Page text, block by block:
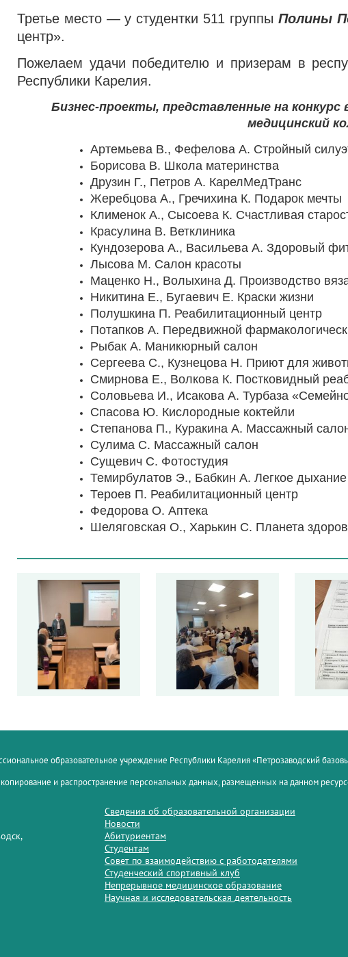
Третье место — у студентки 511 группы Полины
центр».
Пожелаем удачи победителю и призерам в
Республики Карелия.
Бизнес-проекты, представленные на
медицинский
Артемьева В., Фефелова А. Стройный
Борисова В. Школа материнства
Друзин Г., Петров А. КарелМедТранс
Жеребцова А., Гречихина К. Подарок мечты
Клименок А., Сысоева К. Счастливая
Красулина В. Ветклиника
Кундозерова А., Васильева А. Здоровый
Лысова М. Салон красоты
Маценко Н., Волыхина Д. Производство
Никитина Е., Бугаевич Е. Краски жизни
Полушкина П. Реабилитационный центр
Потапков А. Передвижной
Рыбак А. Маникюрный салон
Сергеева С., Кузнецова Н. Приют для
Смирнова Е., Волкова К. Постковидный
Соловьева И., Исакова А. Турбаза
Спасова Ю. Кислородные коктейли
Степанова П., Куракина А. Массажный
Сулима С. Массажный салон
Сущевич С. Фотостудия
Темирбулатов Э., Бабкин А. Легкое дыхание
Тероев П. Реабилитационный центр
Федорова О. Аптека
Шеляговская О., Харькин С. Планета
образовательное учреждение Республики Карелия «Петрозаводский
и распространение персональных данных, размещенных на данном
Сведения об образовательной организации
Новости
Абитуриентам
Студентам
Совет по взаимодействию с работодателями
Студенческий спортивный клуб
Непрерывное медицинское образование
Научная и исследовательская деятельность